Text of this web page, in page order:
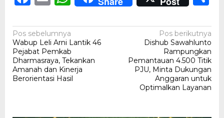
Navigasi
pos
Pos sebelumnya
Wabup Leli Arni Lantik 46
Pejabat Pemkab
Dharmasraya, Tekankan
Amanah dan Kinerja
Berorientasi Hasil
Pos berikutnya
Dishub Sawahlunto
Rampungkan
Pemantauan 4.500 Titik
PJU, Minta Dukungan
Anggaran untuk
Optimalkan Layanan